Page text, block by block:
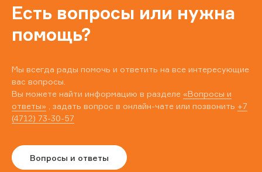
Есть вопросы или нужна
помощь?
Мы всегда рады помочь и ответить на все интересующие
вас вопросы.
Вы можете найти информацию в разделе «Вопросы и
ответы» , задать вопрос в онлайн-чате или позвонить +7
(4712) 73-30-57
Вопросы и ответы